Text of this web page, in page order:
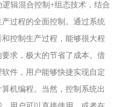
辑混合控制+组态技术，结合
过程的全面控制。通过系统
控制生产过程，能够很大程
求，极大的节省了成本。借
件，用户能够快捷实现自定
机编程。当然，控制系统出